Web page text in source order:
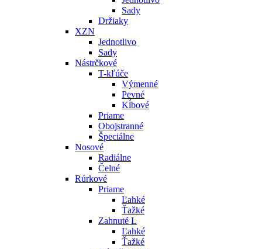
Sady
Držiaky
XZN
Jednotlivo
Sady
Nástrčkové
T-kľúče
Výmenné
Pevné
Kĺbové
Priame
Obojstranné
Špeciálne
Nosové
Radiálne
Čelné
Rúrkové
Priame
Ľahké
Ťažké
Zahnuté L
Ľahké
Ťažké